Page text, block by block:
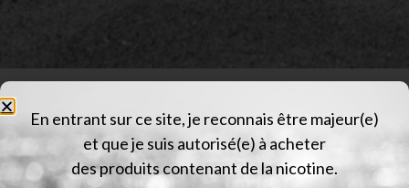
Description
Informations complémentaires
En entrant sur ce site, je reconnais être majeur(e)
et que je suis autorisé(e) à acheter
des produits contenant de la nicotine.